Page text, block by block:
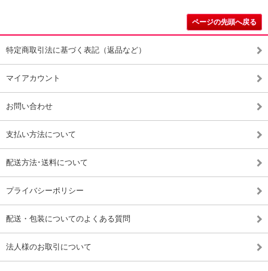
ページの先頭へ戻る
特定商取引法に基づく表記（返品など）
マイアカウント
お問い合わせ
支払い方法について
配送方法･送料について
プライバシーポリシー
配送・包装についてのよくある質問
法人様のお取引について